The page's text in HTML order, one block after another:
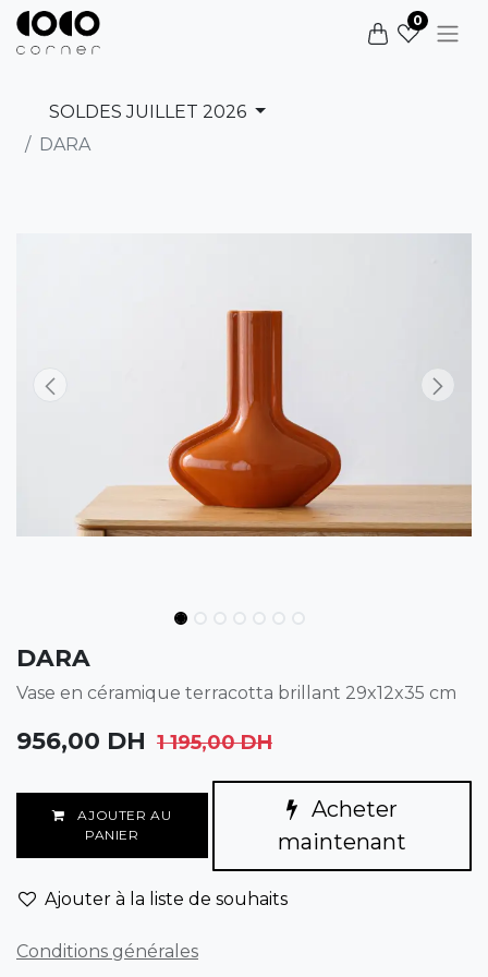
0
SOLDES JUILLET 2026
DARA
DARA
Vase en céramique terracotta brillant 29x12x35 cm
956,00 DH 1 195,00DH
AJOUTER AU
PANIER
Acheter
maintenant
Ajouter à la liste de souhaits
Conditions générales